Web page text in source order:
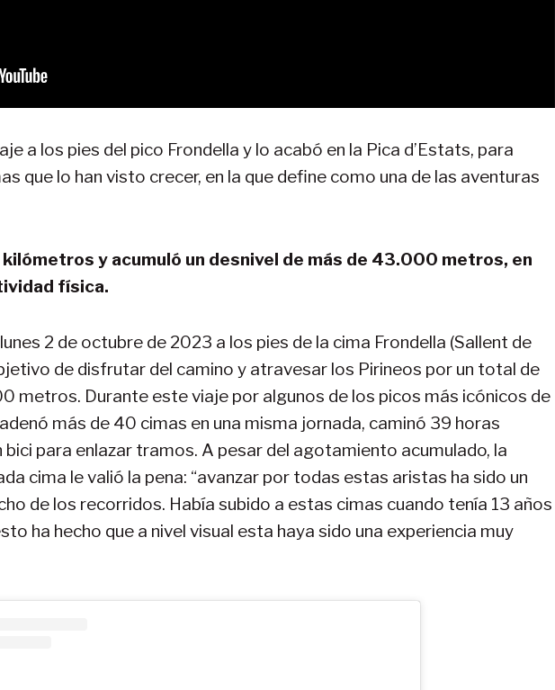
a los pies del pico Frondella y lo acabó en la Pica d’Estats, para
que lo han visto crecer, en la que define como una de las aventuras
y acumuló un desnivel de más de 43.000 metros, en
física.
2 de octubre de 2023 a los pies de la cima Frondella (Sallent de
de disfrutar del camino y atravesar los Pirineos por un total de
metros. Durante este viaje por algunos de los picos más icónicos de
más de 40 cimas en una misma jornada, caminó 39 horas
bici para enlazar tramos. A pesar del agotamiento acumulado, la
cima le valió la pena: “avanzar por todas estas aristas ha sido un
de los recorridos. Había subido a estas cimas cuando tenía 13 años
ha hecho que a nivel visual esta haya sido una experiencia muy